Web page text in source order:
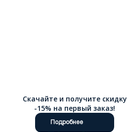
Скачайте и получите скидку
-15% на первый заказ!
Подробнее